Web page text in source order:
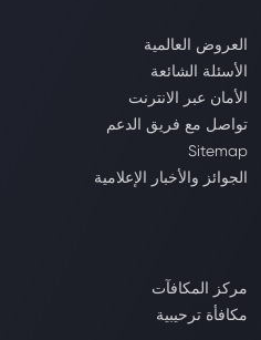
العروض العالمية
الأسئلة الشائعة
الأمان عبر الانترنت
تواصل مع فريق الدعم
Sitemap
الجوائز والأخبار الإعلامية
مركز المكافآت
مكافأة ترحيبية